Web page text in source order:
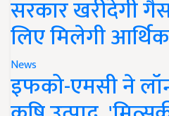
सरकार खरीदेगी
लिए मिलेगी
News
इफको-एमसी ने